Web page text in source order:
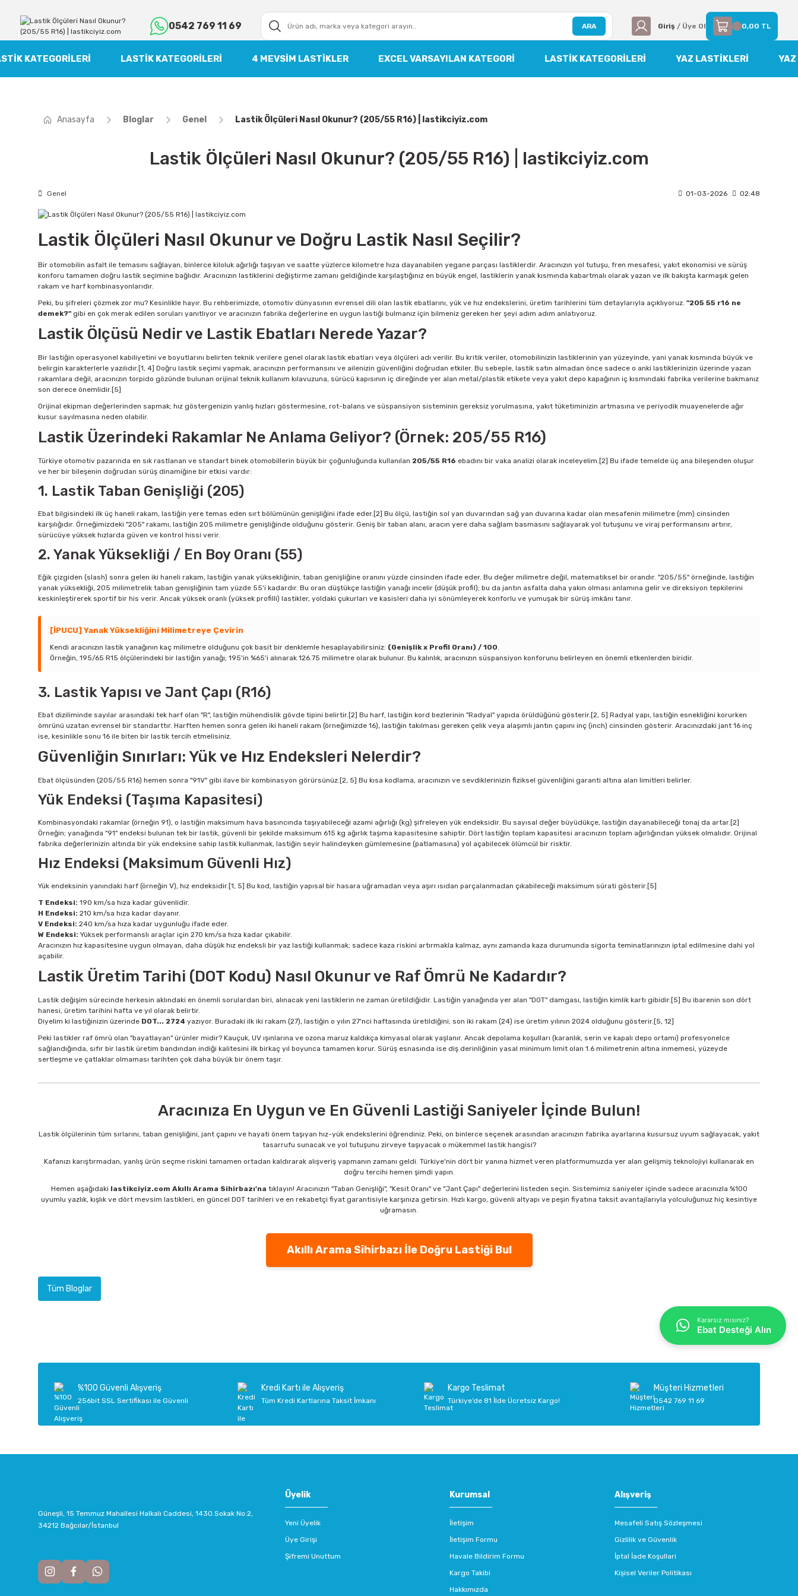
0542 769 11 69 ARA Giriş / Üye Ol 0,00 TL
KATEGORILERI LASTIK KATEGORILERI 4 MEVSIM LASTIKLER EXCEL VARSAYILAN KATEGORI LASTIK KATEGORILERI YAZ LASTİKLERİ
Anasayfa Bloglar Genel Lastik Ölçüleri Nasıl Okunur? (205/55 R16) | lastikciyiz.com
Lastik Ölçüleri Nasıl Okunur? (205/55 R16) | lastikciyiz.com
Genel 01-03-2026 02:48
Lastik Ölçüleri Nasıl Okunur ve Doğru Lastik Nasıl Seçilir?
Bir otomobilin asfalt ile temasını sağlayan, binlerce kiloluk ağırlığı taşıyan ve saatte yüzlerce kilometre hıza dayanabilen yegane parçası lastiklerdir. Aracınızın yol tutuşu, fren mesafesi, yakıt ekonomisi ve sürüş
konforu tamamen doğru lastik seçimine bağlıdır. Aracınızın lastiklerini değiştirme zamanı geldiğinde karşılaştığınız en büyük engel, lastiklerin yanak kısmında kabartmalı olarak yazan ve ilk bakışta karmaşık gelen
rakam ve harf kombinasyonlarıdır.
Peki, bu şifreleri çözmek zor mu? Kesinlikle hayır. Bu rehberimizde, otomotiv dünyasının evrensel dili olan lastik ebatlarını, yük ve hız endekslerini, üretim tarihlerini tüm detaylarıyla açıklıyoruz. "205 55 r16 ne
demek?" gibi en çok merak edilen soruları yanıtlıyor ve aracınızın fabrika değerlerine en uygun lastiği bulmanız için bilmeniz gereken her şeyi adım adım anlatıyoruz.
Lastik Ölçüsü Nedir ve Lastik Ebatları Nerede Yazar?
Bir lastiğin operasyonel kabiliyetini ve boyutlarını belirten teknik verilere genel olarak lastik ebatları veya ölçüleri adı verilir. Bu kritik veriler, otomobilinizin lastiklerinin yan yüzeyinde, yani yanak kısmında büyük ve
belirgin karakterlerle yazılıdır.[1, 4] Doğru lastik seçimi yapmak, aracınızın performansını ve ailenizin güvenliğini doğrudan etkiler. Bu sebeple, lastik satın almadan önce sadece o anki lastiklerinizin üzerinde yazan
rakamlara değil, aracınızın torpido gözünde bulunan orijinal teknik kullanım kılavuzuna, sürücü kapısının iç direğinde yer alan metal/plastik etikete veya yakıt depo kapağının iç kısmındaki fabrika verilerine bakmanız
son derece önemlidir.[5]
Orijinal ekipman değerlerinden sapmak; hız göstergenizin yanlış hızları göstermesine, rot-balans ve süspansiyon sisteminin gereksiz yorulmasına, yakıt tüketiminizin artmasına ve periyodik muayenelerde ağır
kusur sayılmasına neden olabilir.
Lastik Üzerindeki Rakamlar Ne Anlama Geliyor? (Örnek: 205/55 R16)
Türkiye otomotiv pazarında en sık rastlanan ve standart binek otomobillerin büyük bir çoğunluğunda kullanılan 205/55 R16 ebadını bir vaka analizi olarak inceleyelim.[2] Bu ifade temelde üç ana bileşenden oluşur
ve her bir bileşenin doğrudan sürüş dinamiğine bir etkisi vardır:
1. Lastik Taban Genişliği (205)
Ebat bilgisindeki ilk üç haneli rakam, lastiğin yere temas eden sırt bölümünün genişliğini ifade eder.[2] Bu ölçü, lastiğin sol yan duvarından sağ yan duvarına kadar olan mesafenin milimetre (mm) cinsinden
karşılığıdır. Örneğimizdeki "205" rakamı, lastiğin 205 milimetre genişliğinde olduğunu gösterir. Geniş bir taban alanı, aracın yere daha sağlam basmasını sağlayarak yol tutuşunu ve viraj performansını artırır,
sürücüye yüksek hızlarda güven ve kontrol hissi verir.
2. Yanak Yüksekliği / En Boy Oranı (55)
Eğik çizgiden (slash) sonra gelen iki haneli rakam, lastiğin yanak yüksekliğinin, taban genişliğine oranını yüzde cinsinden ifade eder. Bu değer milimetre değil, matematiksel bir orandır. "205/55" örneğinde, lastiğin
yanak yüksekliği, 205 milimetrelik taban genişliğinin tam yüzde 55'i kadardır. Bu oran düştükçe lastiğin yanağı incelir (düşük profil); bu da jantın asfalta daha yakın olması anlamına gelir ve direksiyon tepkilerini
keskinleştirerek sportif bir his verir. Ancak yüksek oranlı (yüksek profilli) lastikler, yoldaki çukurları ve kasisleri daha iyi sönümleyerek konforlu ve yumuşak bir sürüş imkânı tanır.
[İPUCU] Yanak Yüksekliğini Milimetreye Çevirin
Kendi aracınızın lastik yanağının kaç milimetre olduğunu çok basit bir denklemle hesaplayabilirsiniz: (Genişlik x Profil Oranı) / 100.
Örneğin, 195/65 R15 ölçülerindeki bir lastiğin yanağı; 195'in %65'i alınarak 126.75 milimetre olarak bulunur. Bu kalınlık, aracınızın süspansiyon konforunu belirleyen en önemli etkenlerden biridir.
3. Lastik Yapısı ve Jant Çapı (R16)
Ebat diziliminde sayılar arasındaki tek harf olan "R", lastiğin mühendislik gövde tipini belirtir.[2] Bu harf, lastiğin kord bezlerinin "Radyal" yapıda örüldüğünü gösterir.[2, 5] Radyal yapı, lastiğin esnekliğini korurken
ömrünü uzatan evrensel bir standarttır. Harften hemen sonra gelen iki haneli rakam (örneğimizde 16), lastiğin takılması gereken çelik veya alaşımlı jantın çapını inç (inch) cinsinden gösterir. Aracınızdaki jant 16 inç
ise, kesinlikle sonu 16 ile biten bir lastik tercih etmelisiniz.
Güvenliğin Sınırları: Yük ve Hız Endeksleri Nelerdir?
Ebat ölçüsünden (205/55 R16) hemen sonra "91V" gibi ilave bir kombinasyon görürsünüz.[2, 5] Bu kısa kodlama, aracınızın ve sevdiklerinizin fiziksel güvenliğini garanti altına alan limitleri belirler.
Yük Endeksi (Taşıma Kapasitesi)
Kombinasyondaki rakamlar (örneğin 91), o lastiğin maksimum hava basıncında taşıyabileceği azami ağırlığı (kg) şifreleyen yük endeksidir. Bu sayısal değer büyüdükçe, lastiğin dayanabileceği tonaj da artar.[2]
Örneğin; yanağında "91" endeksi bulunan tek bir lastik, güvenli bir şekilde maksimum 615 kg ağırlık taşıma kapasitesine sahiptir. Dört lastiğin toplam kapasitesi aracınızın toplam ağırlığından yüksek olmalıdır. Orijinal
fabrika değerlerinizin altında bir yük endeksine sahip lastik kullanmak, lastiğin seyir halindeyken gümlemesine (patlamasına) yol açabilecek ölümcül bir risktir.
Hız Endeksi (Maksimum Güvenli Hız)
Yük endeksinin yanındaki harf (örneğin V), hız endeksidir.[1, 5] Bu kod, lastiğin yapısal bir hasara uğramadan veya aşırı ısıdan parçalanmadan çıkabileceği maksimum sürati gösterir.[5]
T Endeksi: 190 km/sa hıza kadar güvenlidir.
H Endeksi: 210 km/sa hıza kadar dayanır.
V Endeksi: 240 km/sa hıza kadar uygunluğu ifade eder.
W Endeksi: Yüksek performanslı araçlar için 270 km/sa hıza kadar çıkabilir.
Aracınızın hız kapasitesine uygun olmayan, daha düşük hız endeksli bir yaz lastiği kullanmak; sadece kaza riskini artırmakla kalmaz, aynı zamanda kaza durumunda sigorta teminatlarınızın iptal edilmesine dahi yol
açabilir.
Lastik Üretim Tarihi (DOT Kodu) Nasıl Okunur ve Raf Ömrü Ne Kadardır?
Lastik değişim sürecinde herkesin aklındaki en önemli sorulardan biri, alınacak yeni lastiklerin ne zaman üretildiğidir. Lastiğin yanağında yer alan "DOT" damgası, lastiğin kimlik kartı gibidir.[5] Bu ibarenin son dört
hanesi, üretim tarihini hafta ve yıl olarak belirtir.
Diyelim ki lastiğinizin üzerinde DOT... 2724 yazıyor. Buradaki ilk iki rakam (27), lastiğin o yılın 27'nci haftasında üretildiğini; son iki rakam (24) ise üretim yılının 2024 olduğunu gösterir.[5, 12]
Peki lastikler raf ömrü olan "bayatlayan" ürünler midir? Kauçuk, UV ışınlarına ve ozona maruz kaldıkça kimyasal olarak yaşlanır. Ancak depolama koşulları (karanlık, serin ve kapalı depo ortamı) profesyonelce
sağlandığında, sıfır bir lastik üretim bandından indiği kalitesini ilk birkaç yıl boyunca tamamen korur. Sürüş esnasında ise diş derinliğinin yasal minimum limit olan 1.6 milimetrenin altına inmemesi, yüzeyde
sertleşme ve çatlaklar olmaması tarihten çok daha büyük bir önem taşır.
Aracınıza En Uygun ve En Güvenli Lastiği Saniyeler İçinde Bulun!
Lastik ölçülerinin tüm sırlarını, taban genişliğini, jant çapını ve hayati önem taşıyan hız-yük endekslerini öğrendiniz. Peki, on binlerce seçenek arasından aracınızın fabrika ayarlarına kusursuz uyum sağlayacak, yakıt
tasarrufu sunacak ve yol tutuşunu zirveye taşıyacak o mükemmel lastik hangisi?
Kafanızı karıştırmadan, yanlış ürün seçme riskini tamamen ortadan kaldırarak alışveriş yapmanın zamanı geldi. Türkiye'nin dört bir yanına hizmet veren platformumuzda yer alan gelişmiş teknolojiyi kullanarak en
doğru tercihi hemen şimdi yapın.
Hemen aşağıdaki lastikciyiz.com Akıllı Arama Sihirbazı'na tıklayın! Aracınızın "Taban Genişliği", "Kesit Oranı" ve "Jant Çapı" değerlerini listeden seçin. Sistemimiz saniyeler içinde sadece aracınızla %100
uyumlu yazlık, kışlık ve dört mevsim lastikleri, en güncel DOT tarihleri ve en rekabetçi fiyat garantisiyle karşınıza getirsin. Hızlı kargo, güvenli altyapı ve peşin fiyatına taksit avantajlarıyla yolculuğunuz hiç kesintiye
uğramasın.
Akıllı Arama Sihirbazı İle Doğru Lastiği Bul
Tüm Bloglar
%100 Güvenli Alışveriş
256bit SSL Sertifikası ile Güvenli
Kredi Kartı ile Alışveriş
Tüm Kredi Kartlarına Taksit İmkanı
Kargo Teslimat
Türkiye’de 81 İlde Ücretsiz Kargo!
Müşteri Hizmetleri
0542 769 11 69
Güneşli, 15 Temmuz Mahallesi Halkalı Caddesi, 1430.Sokak No:2,
34212 Bağcılar/İstanbul
Üyelik
Yeni Üyelik
Üye Girişi
Şifremi Unuttum
Kurumsal
İletişim
İletişim Formu
Havale Bildirim Formu
Kargo Takibi
Hakkımızda
Alışveriş
Mesafeli Satış Sözleşmesi
Gizlilik ve Güvenlik
İptal İade Koşullari
Kişisel Veriler Politikası
Kararsız mısınız?
Ebat Desteği Alın